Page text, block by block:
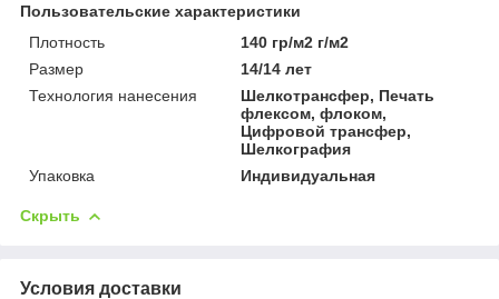
Пользовательские характеристики
Плотность
140 гр/м2 г/м2
Размер
14/14 лет
Технология нанесения
Шелкотрансфер, Печать
флексом, флоком,
Цифровой трансфер,
Шелкография
Упаковка
Индивидуальная
Скрыть
Условия доставки